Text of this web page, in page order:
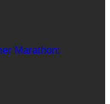
Marathon: